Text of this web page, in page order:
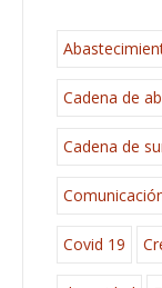
Cadena de
Cadena de
Covid 19